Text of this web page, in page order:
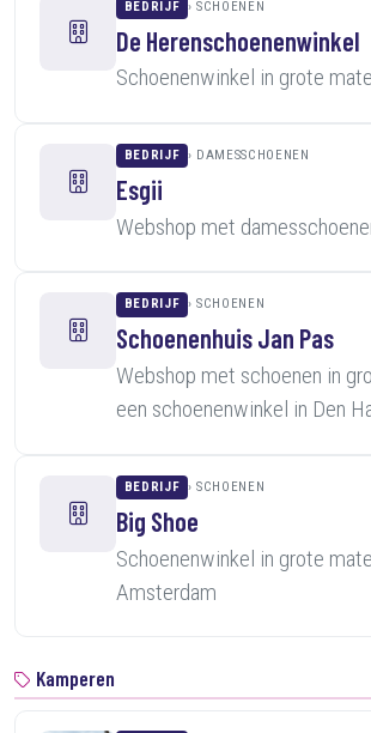
BEDRIJF SCHOENEN
De Herenschoenenwinkel
Schoenenwinkel in grote
BEDRIJF DAMESSCHOENEN
Esgii
Webshop met
BEDRIJF SCHOENEN
Schoenenhuis Jan Pas
Webshop met schoenen in
een schoenenwinkel in Den
BEDRIJF SCHOENEN
Big Shoe
Schoenenwinkel in grote
Amsterdam
Kamperen